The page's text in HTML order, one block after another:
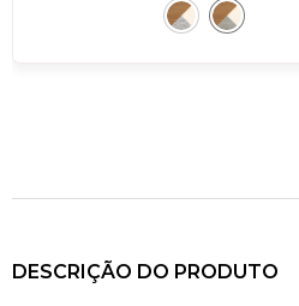
DESCRIÇÃO DO PRODUTO